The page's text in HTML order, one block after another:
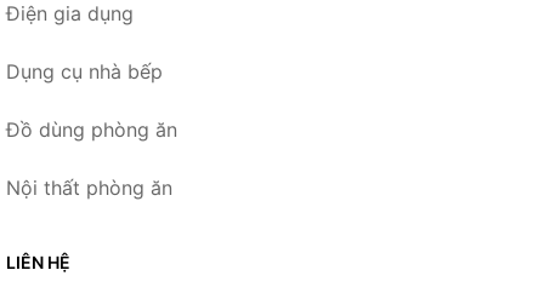
Điện gia dụng
Dụng cụ nhà bếp
Đồ dùng phòng ăn
Nội thất phòng ăn
LIÊN HỆ